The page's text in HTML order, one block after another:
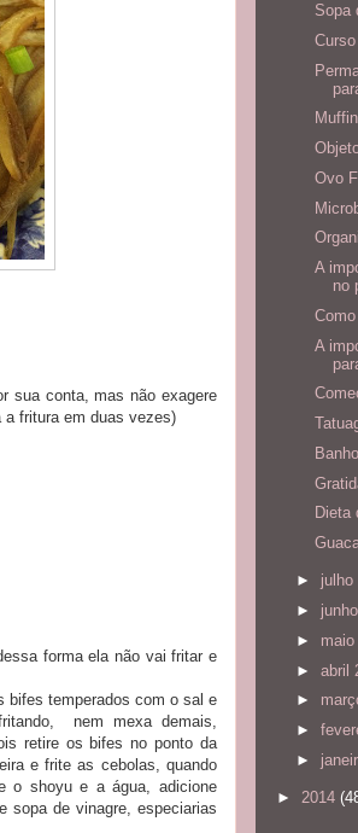
sua conta, mas não exagere
fritura em duas vezes)
forma ela não vai fritar e
bifes temperados com o sal e
nem mexa demais,
retire os bifes no ponto da
e frite as cebolas, quando
o shoyu e a água, adicione
sopa de vinagre, especiarias
Sopa
Ovo
A
no
A
Dieta
► julho
►
►
► abril
►
►
►
► 2014